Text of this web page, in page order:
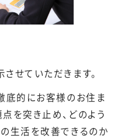
せていただきます。
底的にお客様のお住ま
を突き止め、どのよう
生活を改善できるのか